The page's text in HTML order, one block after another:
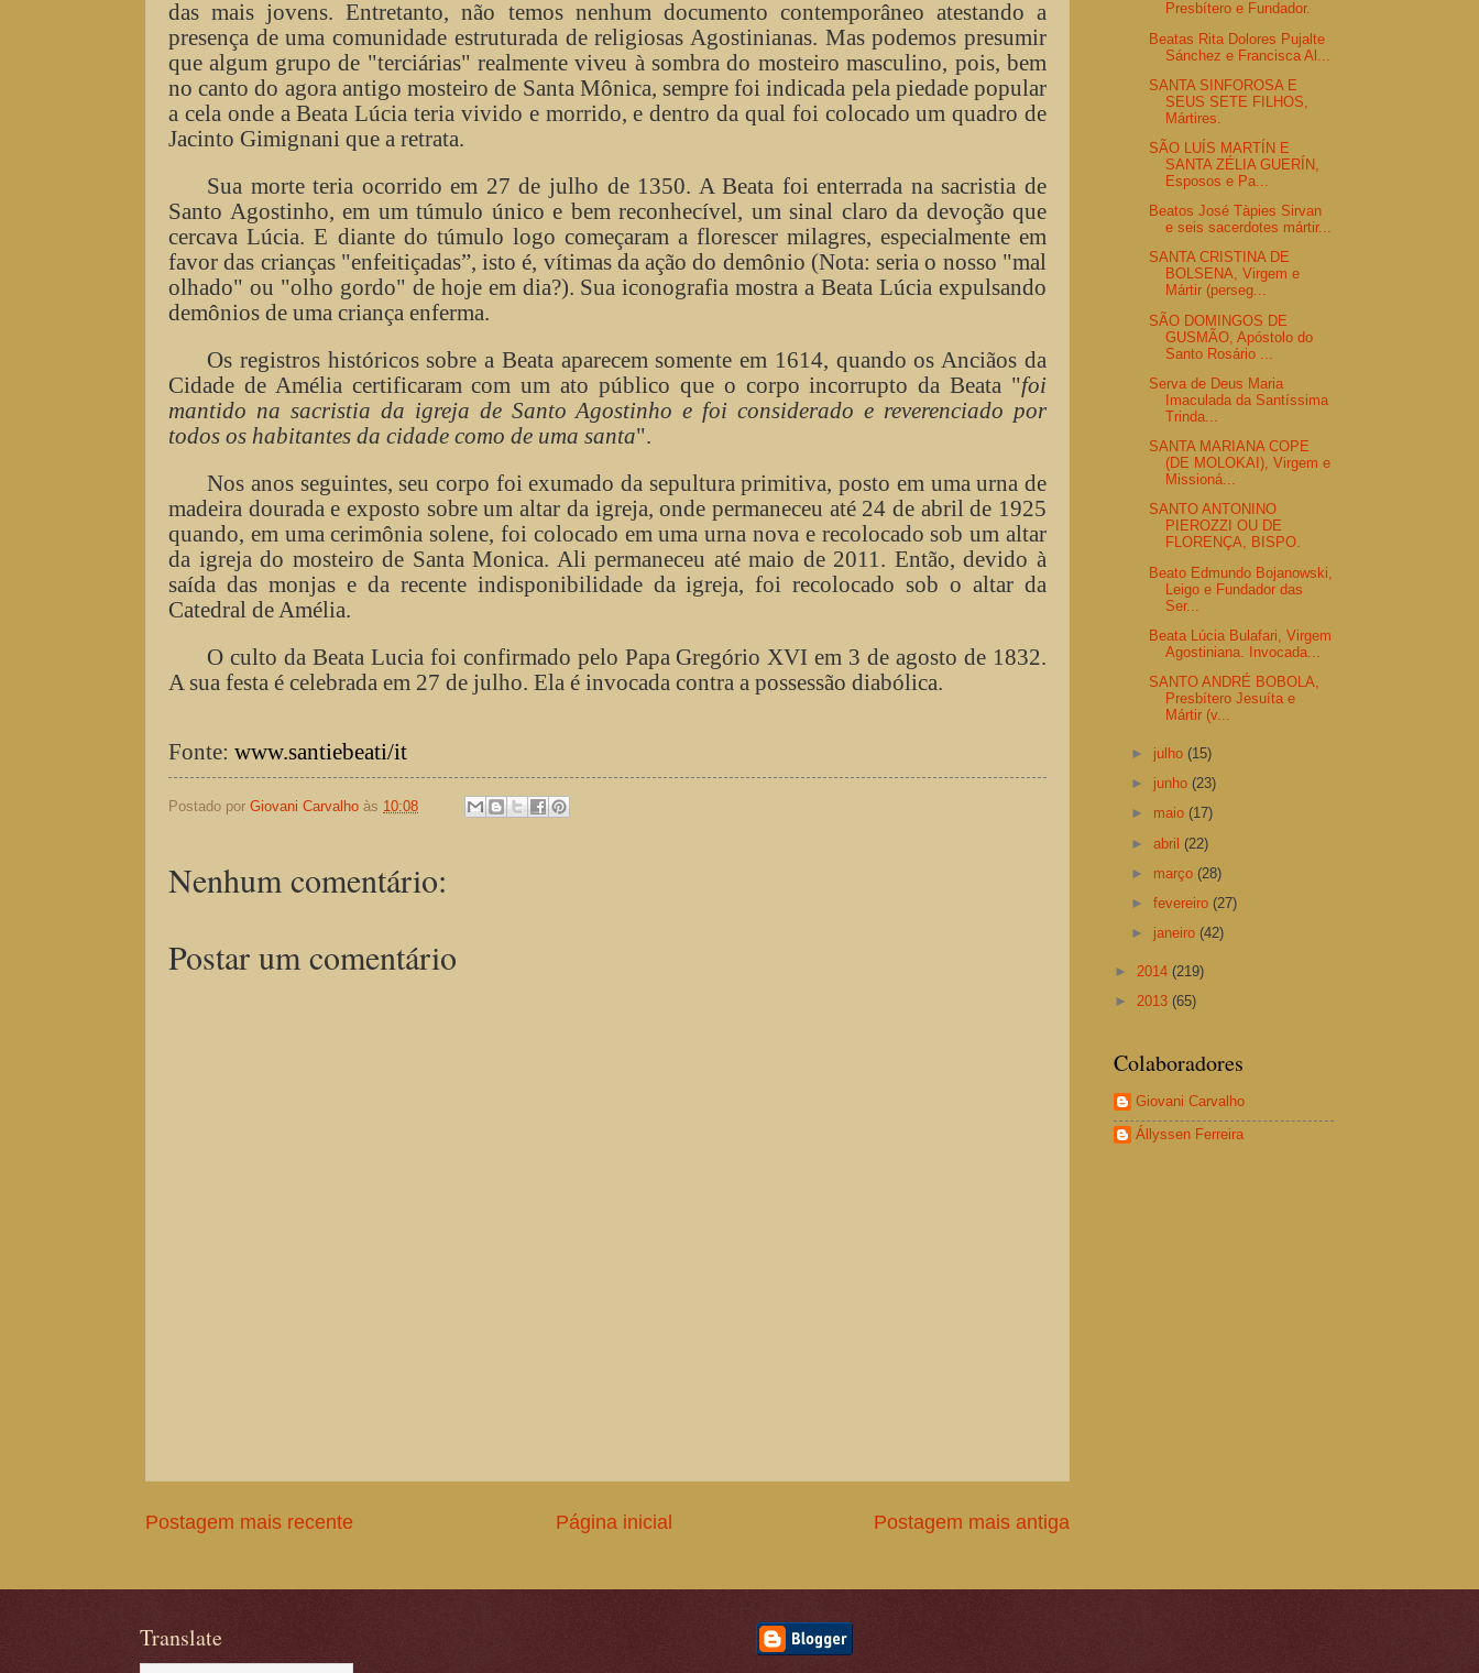
das mais jovens. Entretanto, não temos nenhum documento contemporâneo atestando a
presença de uma comunidade estruturada de religiosas Agostinianas. Mas podemos presumir
que algum grupo de "terciárias" realmente viveu à sombra do mosteiro masculino, pois, bem
no canto do agora antigo mosteiro de Santa Mônica, sempre foi indicada pela piedade popular
a cela onde a Beata Lúcia teria vivido e morrido, e dentro da qual foi colocado um quadro de
Jacinto Gimignani que a retrata.
Sua morte teria ocorrido em 27 de julho de 1350. A Beata foi enterrada na sacristia de
Santo Agostinho, em um túmulo único e bem reconhecível, um sinal claro da devoção que
cercava Lúcia. E diante do túmulo logo começaram a florescer milagres, especialmente em
favor das crianças "enfeitiçadas”, isto é, vítimas da ação do demônio (Nota: seria o nosso "mal
olhado" ou "olho gordo" de hoje em dia?). Sua iconografia mostra a Beata Lúcia expulsando
demônios de uma criança enferma.
Os registros históricos sobre a Beata aparecem somente em 1614, quando os Anciãos da
Cidade de Amélia certificaram com um ato público que o corpo incorrupto da Beata "foi
mantido na sacristia da igreja de Santo Agostinho e foi considerado e reverenciado por
todos os habitantes da cidade como de uma santa".
Nos anos seguintes, seu corpo foi exumado da sepultura primitiva, posto em uma urna de
madeira dourada e exposto sobre um altar da igreja, onde permaneceu até 24 de abril de 1925
quando, em uma cerimônia solene, foi colocado em uma urna nova e recolocado sob um altar
da igreja do mosteiro de Santa Monica. Ali permaneceu até maio de 2011. Então, devido à
saída das monjas e da recente indisponibilidade da igreja, foi recolocado sob o altar da
Catedral de Amélia.
O culto da Beata Lucia foi confirmado pelo Papa Gregório XVI em 3 de agosto de 1832.
A sua festa é celebrada em 27 de julho. Ela é invocada contra a possessão diabólica.
Fonte: www.santiebeati/it
Postado por Giovani Carvalho às 10:08
Nenhum comentário:
Postar um comentário
Postagem mais recente Postagem mais antiga
Página inicial
Presbítero e Fundador.
Beatas Rita Dolores Pujalte
Sánchez e Francisca Al...
SANTA SINFOROSA E
SEUS SETE FILHOS,
Mártires.
SÃO LUÍS MARTÍN E
SANTA ZÉLIA GUERÍN,
Esposos e Pa...
Beatos José Tàpies Sirvan
e seis sacerdotes mártir...
SANTA CRISTINA DE
BOLSENA, Virgem e
Mártir (perseg...
SÃO DOMINGOS DE
GUSMÃO, Apóstolo do
Santo Rosário ...
Serva de Deus Maria
Imaculada da Santíssima
Trinda...
SANTA MARIANA COPE
(DE MOLOKAI), Virgem e
Missioná...
SANTO ANTONINO
PIEROZZI OU DE
FLORENÇA, BISPO.
Beato Edmundo Bojanowski,
Leigo e Fundador das
Ser...
Beata Lúcia Bulafari, Virgem
Agostiniana. Invocada...
SANTO ANDRÉ BOBOLA,
Presbítero Jesuíta e
Mártir (v...
► julho(15)
► junho(23)
► maio(17)
►abril(22)
► março(28)
►fevereiro(27)
► janeiro(42)
► 2014 (219)
► 2013 (65)
Colaboradores
Giovani Carvalho
Állyssen Ferreira
Translate